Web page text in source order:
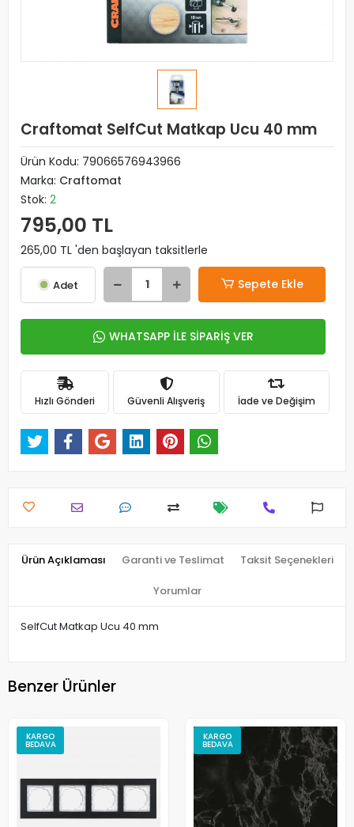
Craftomat SelfCut Matkap Ucu 40 mm
Ürün Kodu: 79066576943966
Marka: Craftomat
Stok: 2
795,00 TL
265,00 TL 'den başlayan taksitlerle
Adet Sepete Ekle
WHATSAPP İLE SİPARİŞ VER
Hızlı Gönderi Güvenli Alışveriş İade ve Değişim
Ürün Açıklaması Garanti ve Teslimat Taksit Seçenekleri
Yorumlar
SelfCut Matkap Ucu 40 mm
Benzer Ürünler
KARGO
BEDAVA
KARGO
BEDAVA